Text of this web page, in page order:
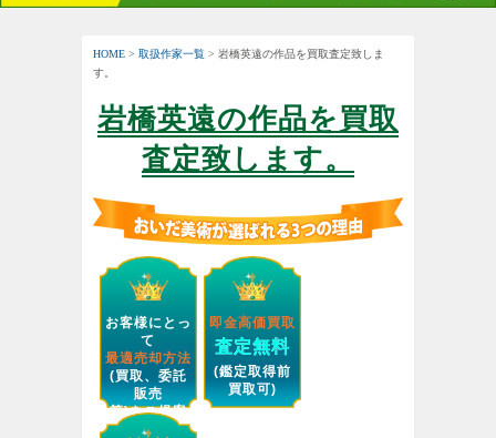
HOME > 取扱作家一覧 > 岩橋英遠の作品を買取査定致しま
す。
岩橋英遠の作品を買取
査定致します。
お客様にとっ
て
最適売却方法
(買取、委託
販売
等)をご提案
します。
即金高価買取
査定無料
(鑑定取得前
買取可)